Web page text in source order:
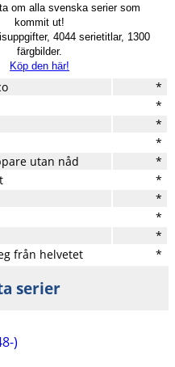
om alla svenska serier som
kommit ut!
4044 serietitlar, 1300
färgbilder.
Köp den här!
*
*
*
*
utan nåd
*
*
*
*
*
från helvetet
*
serier
)